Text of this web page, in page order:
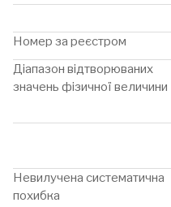
Номер за реєстром
Діапазон відтворюваних
значень фізичної величини
Невилучена систематична
похибка